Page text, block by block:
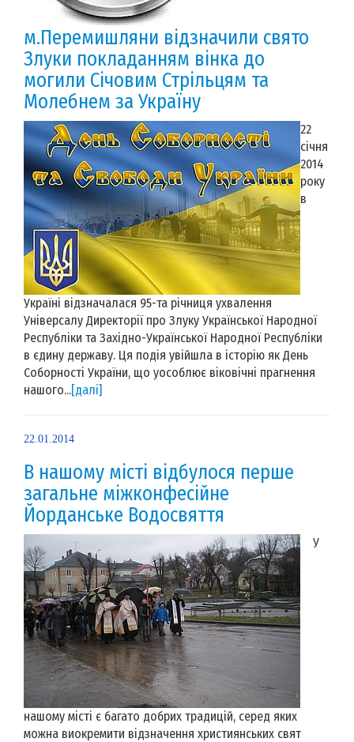
м.Перемишляни відзначили свято
Злуки покладанням вінка до
могили Cічовим Стрільцям та
Молебнем за Україну
22
січня
2014
року
в
Україні відзначалася 95-та річниця ухвалення
Універсалу Директорії про Злуку Української Народної
Республіки та Західно-Української Народної Республіки
в єдину державу. Ця подія увійшла в історію як День
Соборності України, що уособлює віковічні прагнення
нашого...[далі]
22.01.2014
В нашому місті відбулося перше
загальне міжконфесійне
Йорданське Водосвяття
У
нашому місті є багато добрих традицій, серед яких
можна виокремити відзначення християнських свят